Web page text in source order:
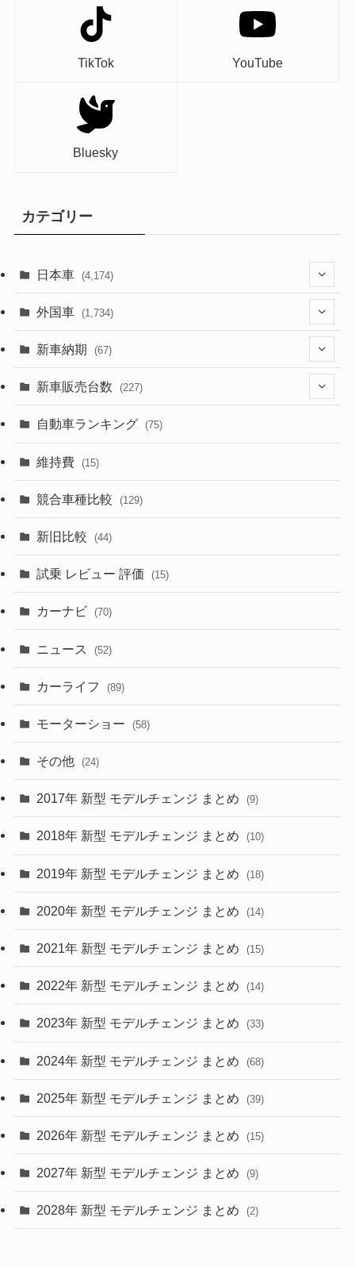
TikTok YouTube
Bluesky
カテゴリー
日本車 (4,174)
(1,321)
(329)
(526)
(357)
(328)
(253)
外国車 (1,734)
(242)
(85)
(84)
(50)
(43)
(6)
(9)
(30)
(27)
(58)
(28)
(27)
(26)
(10)
(35)
(10)
(9)
(22)
(4)
(9)
(4)
(1)
新車納期 (67)
(28)
(8)
(3)
(3)
新車販売台数 (227)
(21)
(5)
(7)
自動車ランキング (75)
維持費 (15)
競合車種比較 (129)
新旧比較 (44)
試乗 レビュー 評価 (15)
カーナビ (70)
ニュース (52)
カーライフ (89)
モーターショー (58)
その他 (24)
2017年 新型 モデルチェンジ まとめ (9)
2018年 新型 モデルチェンジ まとめ (10)
2019年 新型 モデルチェンジ まとめ (18)
2020年 新型 モデルチェンジ まとめ (14)
2021年 新型 モデルチェンジ まとめ (15)
2022年 新型 モデルチェンジ まとめ (14)
2023年 新型 モデルチェンジ まとめ (33)
2024年 新型 モデルチェンジ まとめ (68)
2025年 新型 モデルチェンジ まとめ (39)
2026年 新型 モデルチェンジ まとめ (15)
2027年 新型 モデルチェンジ まとめ (9)
2028年 新型 モデルチェンジ まとめ (2)